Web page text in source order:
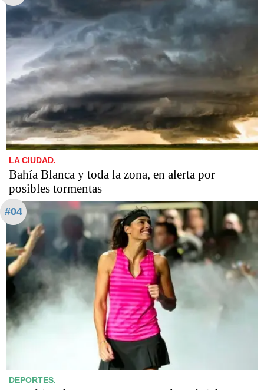
LA CIUDAD.
Bahía Blanca y toda la zona, en alerta por
posibles tormentas
#04
DEPORTES.